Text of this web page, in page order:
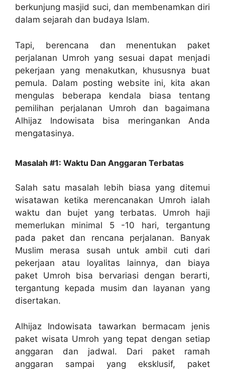
berkunjung masjid suci, dan membenamkan diri
dalam sejarah dan budaya Islam.
Tapi, berencana dan menentukan paket
perjalanan Umroh yang sesuai dapat menjadi
pekerjaan yang menakutkan, khususnya buat
pemula. Dalam posting website ini, kita akan
mengulas beberapa kendala biasa tentang
pemilihan perjalanan Umroh dan bagaimana
Alhijaz Indowisata bisa meringankan Anda
mengatasinya.
Masalah #1: Waktu Dan Anggaran Terbatas
Salah satu masalah lebih biasa yang ditemui
wisatawan ketika merencanakan Umroh ialah
waktu dan bujet yang terbatas. Umroh haji
memerlukan minimal 5 -10 hari, tergantung
pada paket dan rencana perjalanan. Banyak
Muslim merasa susah untuk ambil cuti dari
pekerjaan atau loyalitas lainnya, dan biaya
paket Umroh bisa bervariasi dengan berarti,
tergantung kepada musim dan layanan yang
disertakan.
Alhijaz Indowisata tawarkan bermacam jenis
paket wisata Umroh yang tepat dengan setiap
anggaran dan jadwal. Dari paket ramah
anggaran sampai yang eksklusif, paket